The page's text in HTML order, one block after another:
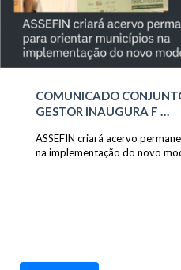
COMUNICADO
GESTOR INAUGURA F …
ASSEFIN criará acervo
na implementação do novo